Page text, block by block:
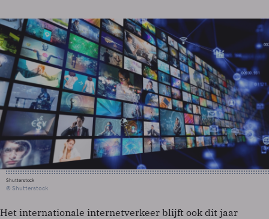
Shutterstock
© Shutterstock
Het internationale internetverkeer blijft ook dit jaar